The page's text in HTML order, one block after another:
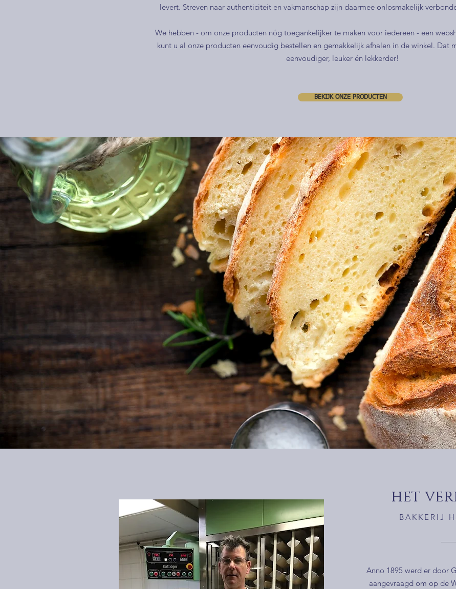
levert. Streven naar authenticiteit en vakmanschap zijn daarmee onlosmakelijk
We hebben - om onze producten nóg toegankelijker te maken voor iedereen - een
kunt u al onze producten eenvoudig bestellen en gemakkelijk afhalen in de winkel. Dat
eenvoudiger, leuker én lekkerder!
BEKIJK ONZE PRODUCTEN
het
BAKKERIJ
Anno 1895 werd er door
aangevraagd om op de